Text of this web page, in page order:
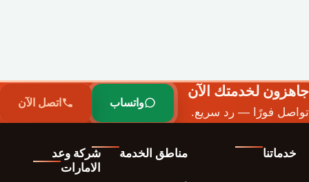
جاهزون لخدمتك الآن
تواصل فورًا — رد سريع.
واتساب اتصل الآن
خدماتنا مناطق الخدمة
شركة وعد
الامارات